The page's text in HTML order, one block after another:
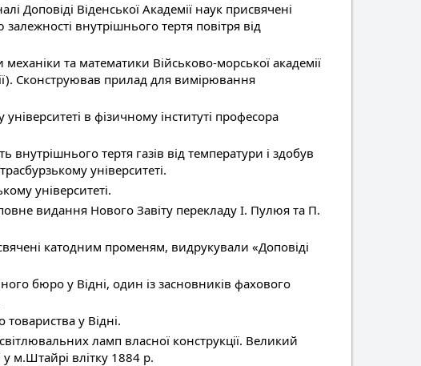
Доповіді Віденської Академії наук присвячені
внутрішнього тертя повітря від
та математики Військово-морської академії
Сконструював прилад для вимірювання
в фізичному інституті професора
внутрішнього тертя газів від температури і здобув
університеті.
університеті.
видання Нового Завіту перекладу І. Пулюя та П.
катодним променям, видрукували «Доповіді
бюро у Відні, один із засновників фахового
у Відні.
ламп власної конструкції. Великий
у м.Штайрі влітку 1884 р.